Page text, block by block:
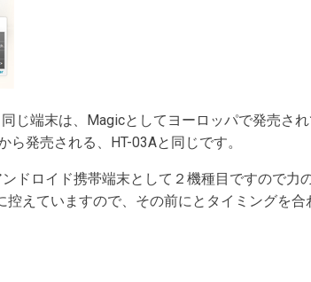
じ端末は、Magicとしてヨーロッパで発売さ
発売される、HT-03Aと同じです。
ドロイド携帯端末として２機種目ですので力
控えていますので、その前にとタイミングを合